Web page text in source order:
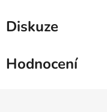
Diskuze
Hodnocení